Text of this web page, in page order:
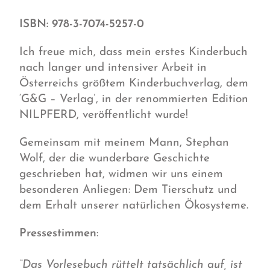
ISBN: 978-3-7074-5257-0
Ich freue mich, dass mein erstes Kinderbuch
nach langer und intensiver Arbeit in
Österreichs größtem Kinderbuchverlag, dem
‘G&G – Verlag’, in der renommierten Edition
NILPFERD, veröffentlicht wurde!
Gemeinsam mit meinem Mann, Stephan
Wolf, der die wunderbare Geschichte
geschrieben hat, widmen wir uns einem
besonderen Anliegen: Dem Tierschutz und
dem Erhalt unserer natürlichen Ökosysteme.
Pressestimmen:
“Das Vorlesebuch rüttelt tatsächlich auf, ist